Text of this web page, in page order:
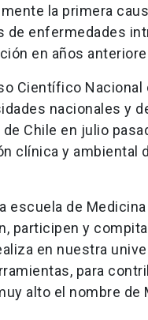
la primera
de enfermedades
en años
Científico
nacionales y
Chile en julio
clínica y
escuela de
participen y
en nuestra
para
alto el nombre